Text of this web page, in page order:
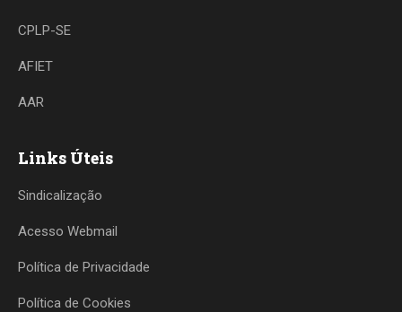
CPLP-SE
AFIET
AAR
Links Úteis
Sindicalização
Acesso Webmail
Política de Privacidade
Política de Cookies